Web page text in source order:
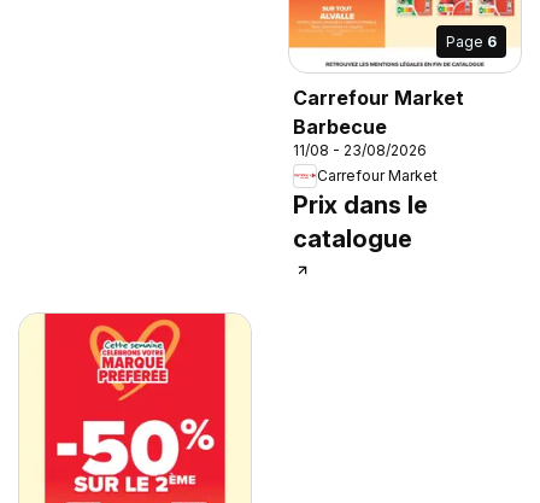
Page 6
Carrefour Market
Barbecue
11/08 - 23/08/2026
Carrefour Market
Prix dans le
catalogue